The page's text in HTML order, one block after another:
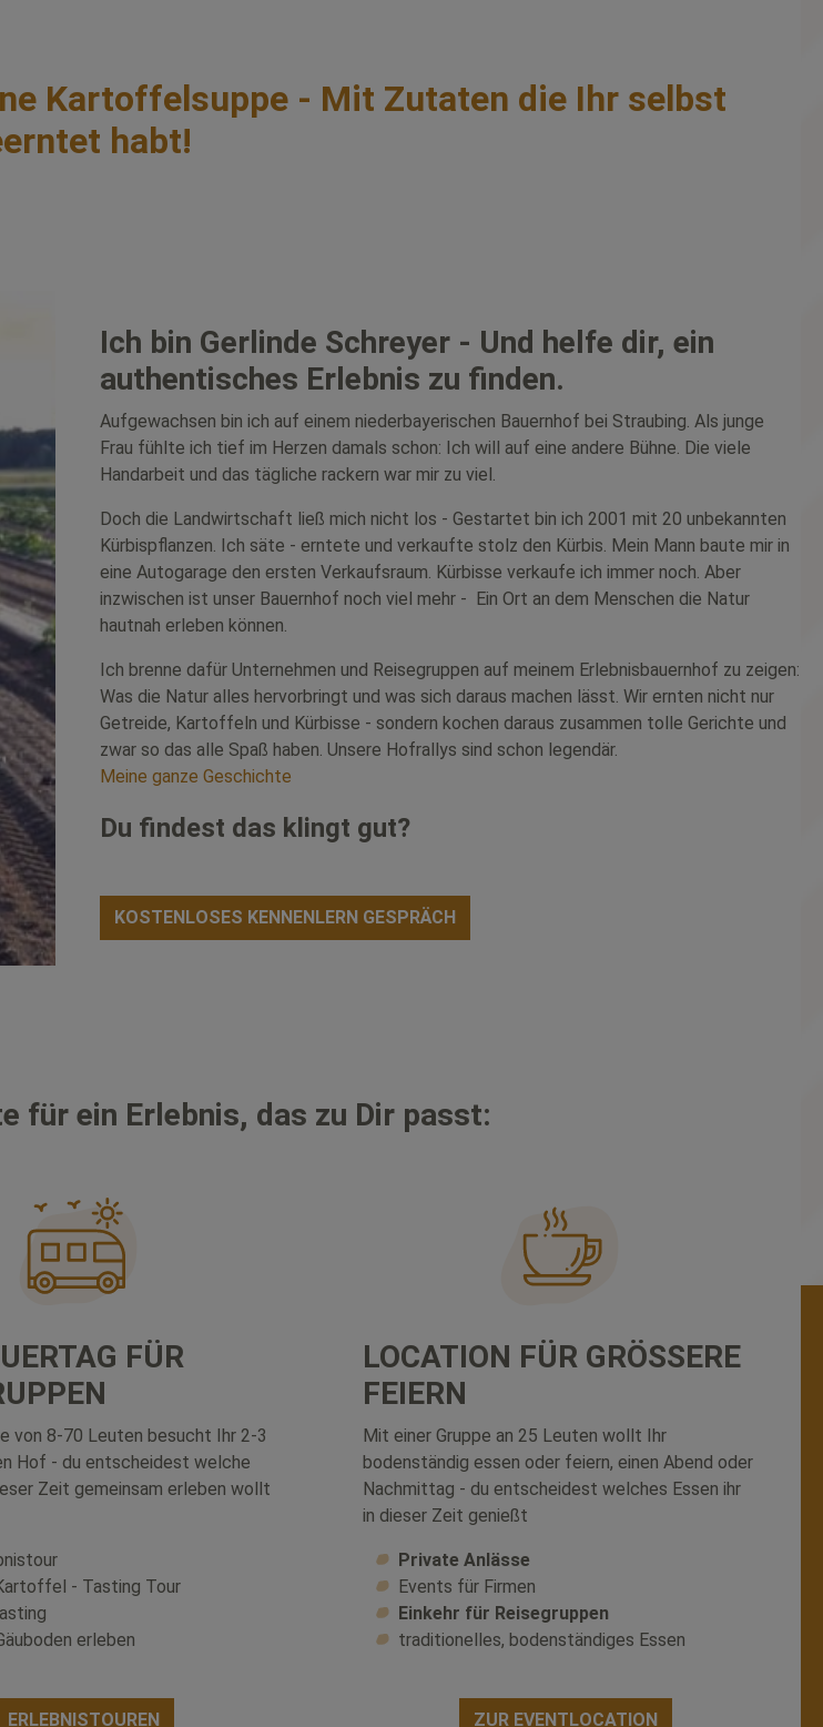
Kartoffelsuppe - Mit Zutaten die Ihr selbst
habt!
Ich bin Gerlinde Schreyer - Und helfe dir, ein
authentisches Erlebnis zu finden.
Aufgewachsen bin ich auf einem niederbayerischen Bauernhof bei Straubing. Als junge
Frau fühlte ich tief im Herzen damals schon: Ich will auf eine andere Bühne. Die viele
Handarbeit und das tägliche rackern war mir zu viel.
Doch die Landwirtschaft ließ mich nicht los - Gestartet bin ich 2001 mit 20 unbekannten
Kürbispflanzen. Ich säte - erntete und verkaufte stolz den Kürbis. Mein Mann baute mir in
eine Autogarage den ersten Verkaufsraum. Kürbisse verkaufe ich immer noch. Aber
inzwischen ist unser Bauernhof noch viel mehr - Ein Ort an dem Menschen die Natur
hautnah erleben können.
Ich brenne dafür Unternehmen und Reisegruppen auf meinem Erlebnisbauernhof zu zeigen:
Was die Natur alles hervorbringt und was sich daraus machen lässt. Wir ernten nicht nur
Getreide, Kartoffeln und Kürbisse - sondern kochen daraus zusammen tolle Gerichte und
zwar so das alle Spaß haben. Unsere Hofrallys sind schon legendär.
Meine ganze Geschichte
Du findest das klingt gut?
KOSTENLOSES KENNENLERN GESPRÄCH
für ein Erlebnis, das zu Dir passt:
FÜR
von 8-70 Leuten besucht Ihr 2-3
Hof - du entscheidest welche
Zeit gemeinsam erleben wollt
- Tasting Tour
erleben
ERLEBNISTOUREN
LOCATION FÜR GRÖSSERE
FEIERN
Mit einer Gruppe an 25 Leuten wollt Ihr
bodenständig essen oder feiern, einen Abend oder
Nachmittag - du entscheidest welches Essen ihr
in dieser Zeit genießt
Private Anlässe
Events für Firmen
Einkehr für Reisegruppen
traditionelles, bodenständiges Essen
ZUR EVENTLOCATION